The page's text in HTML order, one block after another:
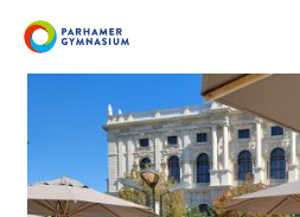
Direkt
zum
Inhalt